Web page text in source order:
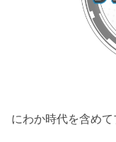
にわか時代を含めて